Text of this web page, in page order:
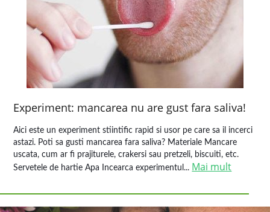
Experiment: mancarea nu are gust fara saliva!
Aici este un experiment stiintific rapid si usor pe care sa il incerci
astazi. Poti sa gusti mancarea fara saliva? Materiale Mancare
uscata, cum ar fi prajiturele, crakersi sau pretzeli, biscuiti, etc.
Servetele de hartie Apa Incearca experimentul... Mai mult